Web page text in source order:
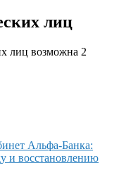
лиц
лиц возможна 2
Альфа-Банка:
и восстановлению